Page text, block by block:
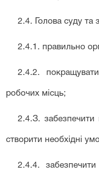
2.4. Голова суду та
2.4.1. правильно
2.4.2.
робочих місць;
2.4.З. забезпечити
створити необхідні
2.4.4.